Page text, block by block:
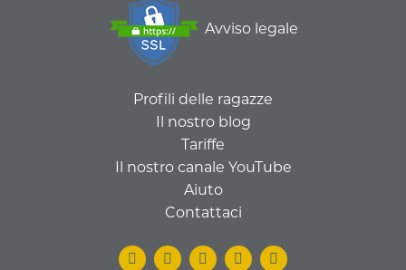
Avviso legale
Profili delle ragazze
Il nostro blog
Tariffe
Il nostro canale YouTube
Aiuto
Contattaci